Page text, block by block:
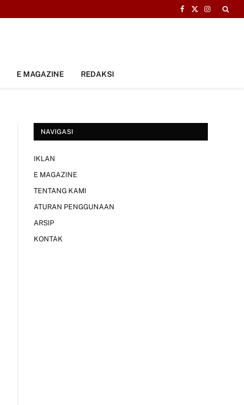
Facebook
X
Instagram
E MAGAZINE REDAKSI
NAVIGASI
IKLAN
E MAGAZINE
TENTANG KAMI
ATURAN PENGGUNAAN
ARSIP
KONTAK